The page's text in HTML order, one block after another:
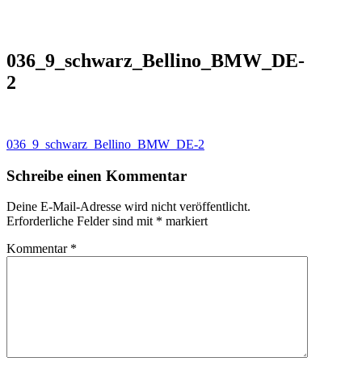
036_9_schwarz_Bellino_BMW_DE-
2
Beitragsnavigation
036_9_schwarz_Bellino_BMW_DE-2
Schreibe einen Kommentar
Deine E-Mail-Adresse wird nicht veröffentlicht.
Erforderliche Felder sind mit * markiert
Kommentar *